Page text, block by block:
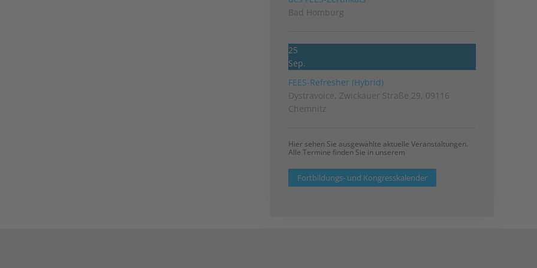
Bad Homburg
25
Sep.
FEES-Refresher (Hybrid)
Dystravoice, Zwickauer Straße 29, 09116
Chemnitz
Hier sehen Sie ausgewählte aktuelle Veranstaltungen.
Alle Termine finden Sie in unserem
Fortbildungs- und Kongresskalender